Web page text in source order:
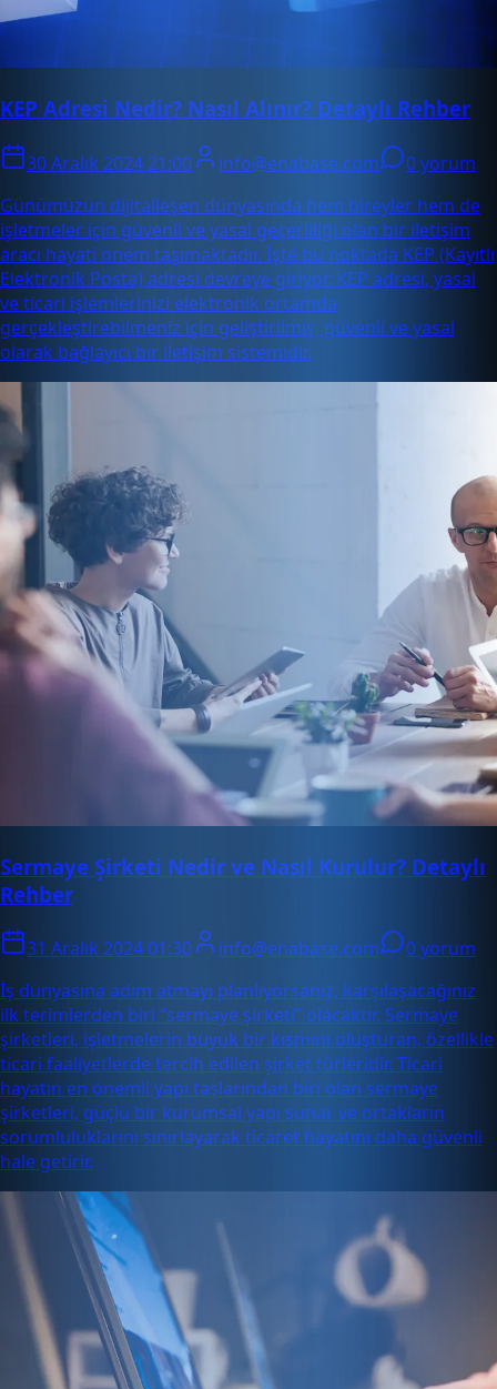
KEP Adresi Nedir? Nasıl Alınır? Detaylı Rehber
30 Aralık 2024 21:00 info@enabase.com
0 yorum
Günümüzün dijitalleşen dünyasında hem bireyler hem de
işletmeler için güvenli ve yasal geçerliliği olan bir iletişim
aracı hayati önem taşımaktadır. İşte bu noktada KEP (Kayıtlı
Elektronik Posta) adresi devreye giriyor. KEP adresi, yasal
ve ticari işlemlerinizi elektronik ortamda
gerçekleştirebilmeniz için geliştirilmiş, güvenli ve yasal
olarak bağlayıcı bir iletişim sistemidir.
Sermaye Şirketi Nedir ve Nasıl Kurulur? Detaylı
Rehber
31 Aralık 2024 01:30 info@enabase.com
0 yorum
İş dünyasına adım atmayı planlıyorsanız, karşılaşacağınız
ilk terimlerden biri “sermaye şirketi” olacaktır. Sermaye
şirketleri, işletmelerin büyük bir kısmını oluşturan, özellikle
ticari faaliyetlerde tercih edilen şirket türleridir. Ticari
hayatın en önemli yapı taşlarından biri olan sermaye
şirketleri, güçlü bir kurumsal yapı sunar ve ortakların
sorumluluklarını sınırlayarak ticaret hayatını daha güvenli
hale getirir.